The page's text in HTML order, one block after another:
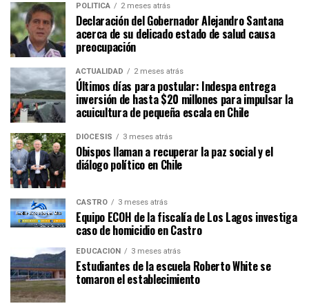
POLÍTICA 2 meses atrás
Declaración del Gobernador Alejandro Santana
acerca de su delicado estado de salud causa
preocupación
ACTUALIDAD 2 meses atrás
Últimos días para postular: Indespa entrega
inversión de hasta $20 millones para impulsar la
acuicultura de pequeña escala en Chile
DIÓCESIS 3 meses atrás
Obispos llaman a recuperar la paz social y el
diálogo político en Chile
CASTRO 3 meses atrás
Equipo ECOH de la fiscalía de Los Lagos investiga
caso de homicidio en Castro
EDUCACIÓN 3 meses atrás
Estudiantes de la escuela Roberto White se
tomaron el establecimiento